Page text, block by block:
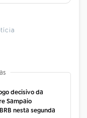
decisivo da
Sampaio
nesta segunda